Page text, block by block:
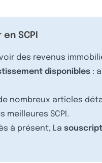
SCPI
des revenus
disponibles :
nombreux articles
meilleures SCPI.
à présent, La